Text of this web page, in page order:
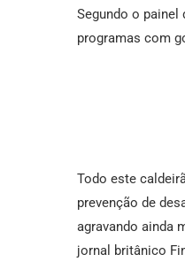
Segundo o painel
programas com
Todo este
prevenção de
agravando ainda
jornal britânico